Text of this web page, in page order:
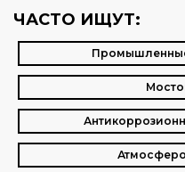
ЧАСТО ИЩУТ: